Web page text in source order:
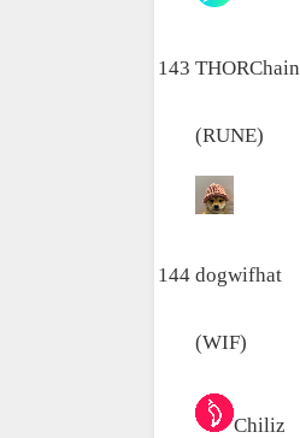
143 THORChain
(RUNE)
144 dogwifhat
(WIF)
Chiliz